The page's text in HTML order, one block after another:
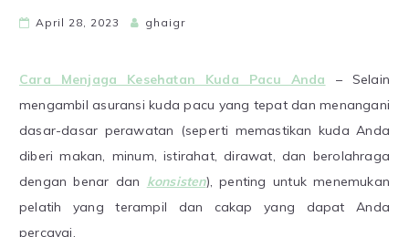
April 28, 2023 ghaigr
Cara Menjaga Kesehatan Kuda Pacu Anda – Selain
mengambil asuransi kuda pacu yang tepat dan menangani
dasar-dasar perawatan (seperti memastikan kuda Anda
diberi makan, minum, istirahat, dirawat, dan berolahraga
dengan benar dan konsisten), penting untuk menemukan
pelatih yang terampil dan cakap yang dapat Anda
percayai.